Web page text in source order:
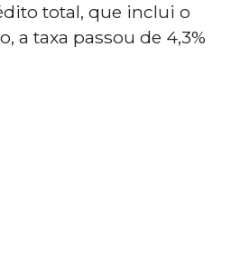
total, que inclui o
a taxa passou de 4,3%